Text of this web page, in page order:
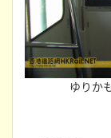
ゆりか